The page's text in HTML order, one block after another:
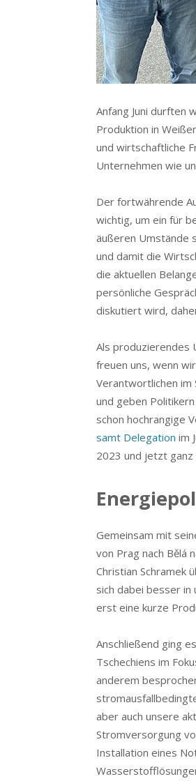
Anfang Juni durften
Produktion in
und wirtschaftliche
Unternehmen wie
Der fortwährende
wichtig, um ein für
äußeren Umstände
und damit die
die aktuellen
persönliche
diskutiert wird,
Als produzierendes
freuen uns, wenn
Verantwortlichen im
und geben
schon hochrangige
samt Delegation im
2023 und jetzt
Gemeinsam mit
von Prag nach Bělá
Christian Schramek
sich dabei besser
erst eine kurze
Anschließend ging
Tschechiens im
anderem
aber auch unsere
Stromversorgung
Installation eines